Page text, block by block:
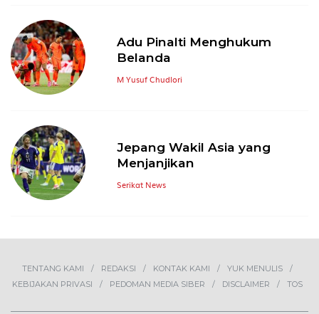
Adu Pinalti Menghukum
Belanda
M Yusuf Chudlori
Jepang Wakil Asia yang
Menjanjikan
Serikat News
TENTANG KAMI REDAKSI KONTAK KAMI
YUK MENULIS
KEBIJAKAN PRIVASI
PEDOMAN MEDIA SIBER DISCLAIMER TOS